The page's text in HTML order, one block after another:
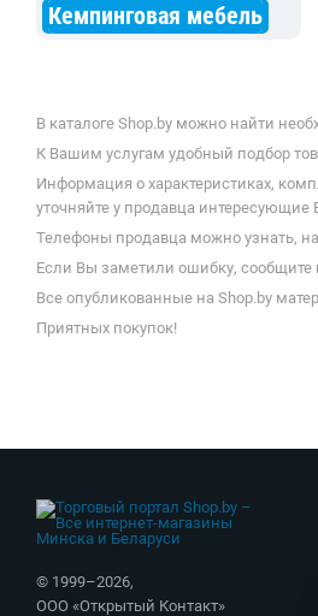
Кемпинговая мебель
В каталоге Shop.by можно найти
К Вашим услугам удобный подбор
Информация о характеристиках,
уточняйте у продавца
Телефоны продавца можно узнать,
Если Вы заметили ошибку, сообщите
Все опубликованные на Shop.by
Приятных покупок!
© 1999–2026,
ООО «Открытый Контакт»